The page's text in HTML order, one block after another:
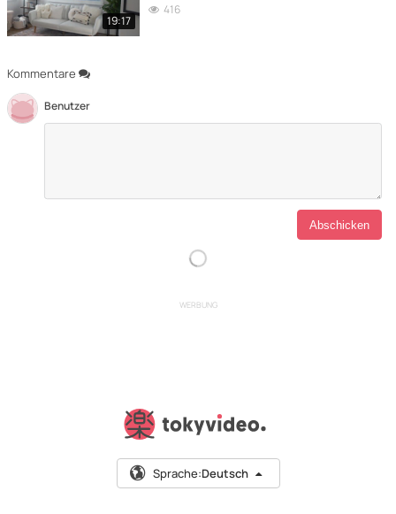
Kommentare
Benutzer
19:17
416
WERBUNG
Sprache:Deutsch